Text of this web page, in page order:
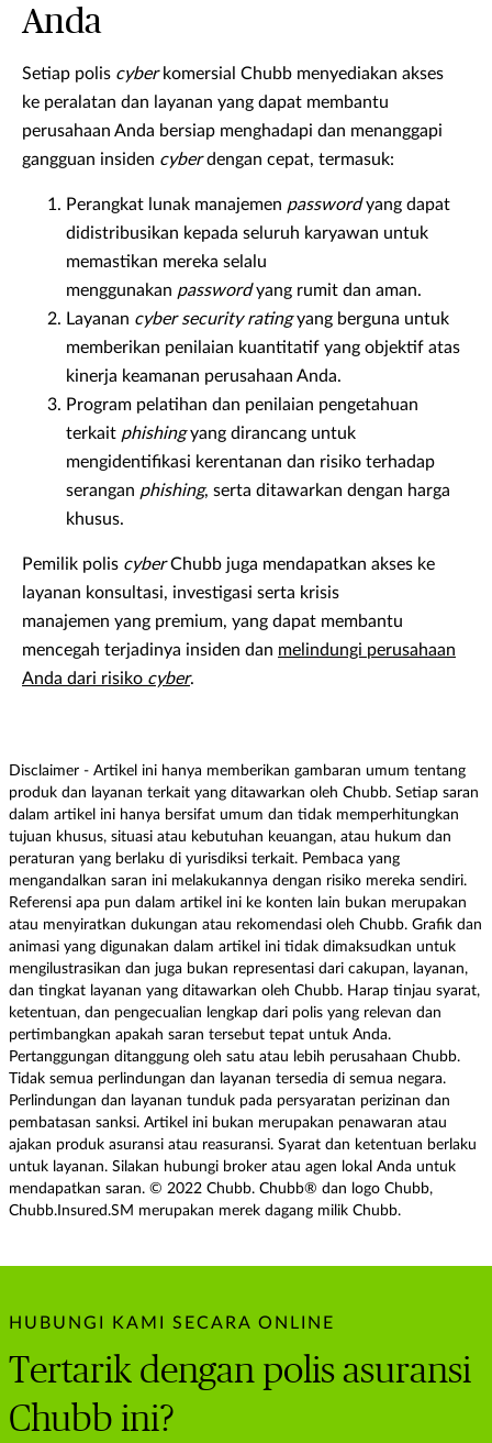
Anda
Setiap polis cyberkomersial Chubb menyediakan akses
ke peralatan dan layanan yang dapat membantu
perusahaan Anda bersiap menghadapi dan menanggapi
gangguan insiden cyberdengan cepat, termasuk:
Perangkat lunak manajemen passwordyang dapat
didistribusikan kepada seluruh karyawan untuk
memastikan mereka selalu
menggunakan passwordyang rumit dan aman.
Layanan cyber security ratingyang berguna untuk
memberikan penilaian kuantitatif yang objektif atas
kinerja keamanan perusahaan Anda.
Program pelatihan dan penilaian pengetahuan
terkait phishingyang dirancang untuk
mengidentifikasi kerentanan dan risiko terhadap
serangan phishing, serta ditawarkan dengan harga
khusus.
Pemilik polis cyberChubb juga mendapatkan akses ke
layanan konsultasi, investigasi serta krisis
manajemen yang premium, yang dapat membantu
mencegah terjadinya insiden dan melindungi perusahaan
Anda dari risiko cyber.
Disclaimer - Artikel ini hanya memberikan gambaran umum tentang
produk dan layanan terkait yang ditawarkan oleh Chubb. Setiap saran
dalam artikel ini hanya bersifat umum dan tidak memperhitungkan
tujuan khusus, situasi atau kebutuhan keuangan, atau hukum dan
peraturan yang berlaku di yurisdiksi terkait. Pembaca yang
mengandalkan saran ini melakukannya dengan risiko mereka sendiri.
Referensi apa pun dalam artikel ini ke konten lain bukan merupakan
atau menyiratkan dukungan atau rekomendasi oleh Chubb. Grafik dan
animasi yang digunakan dalam artikel ini tidak dimaksudkan untuk
mengilustrasikan dan juga bukan representasi dari cakupan, layanan,
dan tingkat layanan yang ditawarkan oleh Chubb. Harap tinjau syarat,
ketentuan, dan pengecualian lengkap dari polis yang relevan dan
pertimbangkan apakah saran tersebut tepat untuk Anda.
Pertanggungan ditanggung oleh satu atau lebih perusahaan Chubb.
Tidak semua perlindungan dan layanan tersedia di semua negara.
Perlindungan dan layanan tunduk pada persyaratan perizinan dan
pembatasan sanksi. Artikel ini bukan merupakan penawaran atau
ajakan produk asuransi atau reasuransi. Syarat dan ketentuan berlaku
untuk layanan. Silakan hubungi broker atau agen lokal Anda untuk
mendapatkan saran. © 2022 Chubb. Chubb® dan logo Chubb,
Chubb.Insured.SM merupakan merek dagang milik Chubb.
HUBUNGI KAMI SECARA ONLINE
Tertarik dengan polis asuransi
Chubb ini?